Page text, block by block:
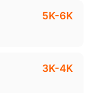
5K-6K
3K-4K